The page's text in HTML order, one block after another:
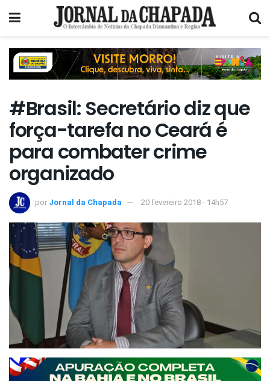
#Brasil: Secretário diz que
força-tarefa no Ceará é
para combater crime
organizado
por Jornal da Chapada 20 fevereiro 2018 - 14h57